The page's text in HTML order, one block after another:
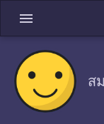
menu
ส